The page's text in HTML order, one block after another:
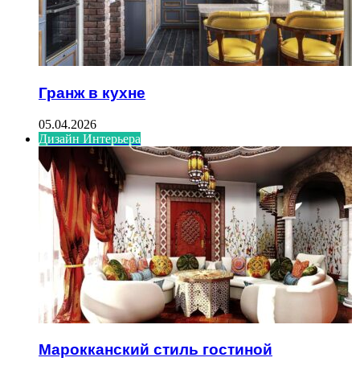
Гранж в кухне
05.04.2026
Дизайн Интерьера
Марокканский стиль гостиной